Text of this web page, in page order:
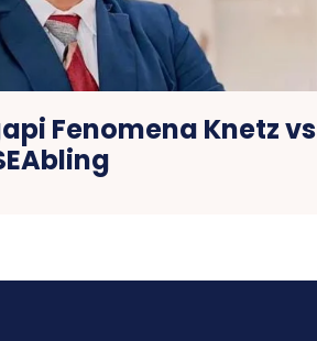
Fenomena Knetz vs